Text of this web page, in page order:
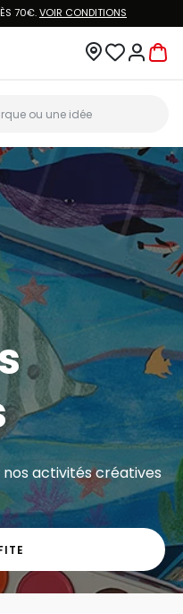
70€.VOIR CONDITIONS
nos activités créatives